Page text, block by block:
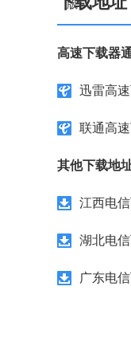
高速下载器
迅雷高
联通高
其他下载地
江西电
湖北电
广东电